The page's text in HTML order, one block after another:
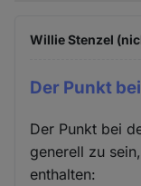
Willie Stenzel
Der Punkt
Der Punkt bei
generell zu
enthalten: